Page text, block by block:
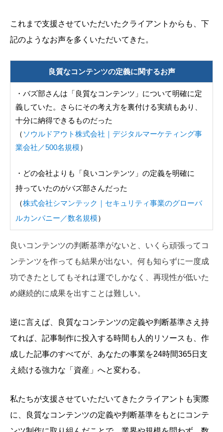
これまで支援させていただいたクライアントからも、下
記のようなお声を多くいただいてきた。
良質なコンテンツの定義に関するお声
・バズ部さんは「良質なコンテンツ」について明確に定
義していた。さらにその考え方を裏付ける実績もあり、
十分に納得できるものだった
（ ソウルドアウト株式会社｜デジタルマーケティング事
業会社／500名規模）
・どの会社よりも「良いコンテンツ」の定義を明確に
持っていたのがバズ部さんだった
（株式会社シマンテック｜セキュリティ事業のグローバ
ルカンパニー／数名規模）
良いコンテンツの判断基準がないと、いくら頑張ってコ
ンテンツを作っても結果が出ない。何も知らずに一度成
功できたとしてもそれは運でしかなく、再現性が低いた
め継続的に成果を出すことは難しい。
逆に言えば、良質なコンテンツの定義や判断基準さえ持
てれば、記事制作に投入する時間も人的リソースも、作
成した記事のすべてが、あなたの事業を24時間365日支
え続ける強力な「資産」へと変わる。
私たちが支援させていただいてきたクライアントも実際
に、良質なコンテンツの定義や判断基準をもとにコンテ